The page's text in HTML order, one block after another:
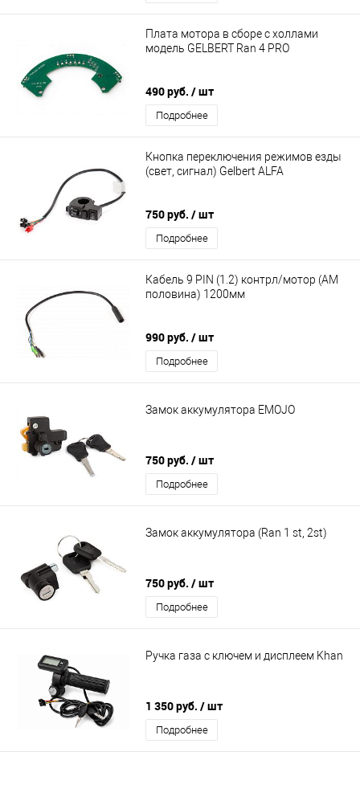
Плата мотора в сборе с холлами
модель GELBERT Ran 4 PRO
490 руб. / шт
Подробнее
Кнопка переключения режимов езды
(свет, сигнал) Gelbert ALFA
750 руб. / шт
Подробнее
Кабель 9 PIN (1.2) контрл/мотор (AM
половина) 1200мм
990 руб. / шт
Подробнее
Замок аккумулятора EMOJO
750 руб. / шт
Подробнее
Замок аккумулятора (Ran 1 st, 2st)
750 руб. / шт
Подробнее
Ручка газа с ключем и дисплеем Khan
1 350 руб. / шт
Подробнее